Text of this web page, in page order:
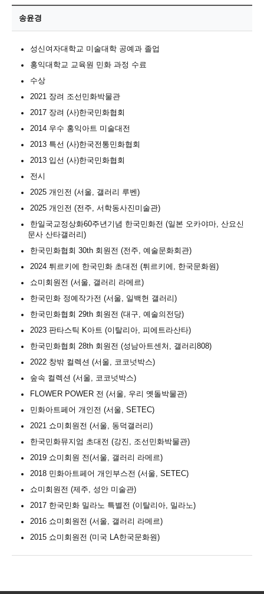
송윤경
성신여자대학교 미술대학 공예과 졸업
홍익대학교 교육원 민화 과정 수료
수상
2021 장려 조선민화박물관
2017 장려 (사)한국민화협회
2014 우수 홍익아트 미술대전
2013 특선 (사)한국전통민화협회
2013 입선 (사)한국민화협회
전시
2025 개인전 (서울, 갤러리 루벤)
2025 개인전 (전주, 서학동사진미술관)
한일국교정상화60주년기념 한국민화전 (일본 오카야마, 산요신
문사 산타갤러리)
한국민화협회 30th 회원전 (전주, 예술문화회관)
2024 튀르키에 한국민화 초대전 (튀르키에, 한국문화원)
쇼미회원전 (서울, 갤러리 라메르)
한국민화 정예작가전 (서울, 일백헌 갤러리)
한국민화협회 29th 회원전 (대구, 예술의전당)
2023 판타스틱 K아트 (이탈리아, 피에트라산타)
한국민화협회 28th 회원전 (성남아트센처, 갤러리808)
2022 창밖 컬렉션 (서울, 코코넛박스)
숲속 컬렉션 (서울, 코코넛박스)
FLOWER POWER 전 (서울, 우리 옛돌박물관)
민화아트페어 개인전 (서울, SETEC)
2021 쇼미회원전 (서울, 동덕갤러리)
한국민화뮤지엄 초대전 (강진, 조선민화박물관)
2019 쇼미회원 전(서울, 갤러리 라메르)
2018 민화아트페어 개인부스전 (서울, SETEC)
쇼미회원전 (제주, 성안 미술관)
2017 한국민화 밀라노 특별전 (이탈리아, 밀라노)
2016 쇼미회원전 (서울, 갤러리 라메르)
2015 쇼미회원전 (미국 LA한국문화원)